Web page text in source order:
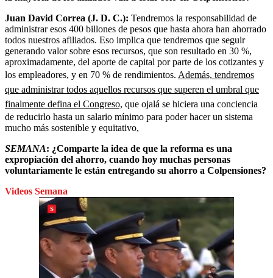
Juan David Correa (J. D. C.): Tendremos la responsabilidad de
administrar esos 400 billones de pesos que hasta ahora han ahorrado
todos nuestros afiliados. Eso implica que tendremos que seguir
generando valor sobre esos recursos, que son resultado en 30 %,
aproximadamente, del aporte de capital por parte de los cotizantes y
los empleadores, y en 70 % de rendimientos. Además, tendremos
que administrar todos aquellos recursos que superen el umbral que
finalmente defina el Congreso, que ojalá se hiciera una conciencia
de reducirlo hasta un salario mínimo para poder hacer un sistema
mucho más sostenible y equitativo,
SEMANA: ¿Comparte la idea de que la reforma es una
expropiación del ahorro, cuando hoy muchas personas
voluntariamente le están entregando su ahorro a Colpensiones?
Videos Semana